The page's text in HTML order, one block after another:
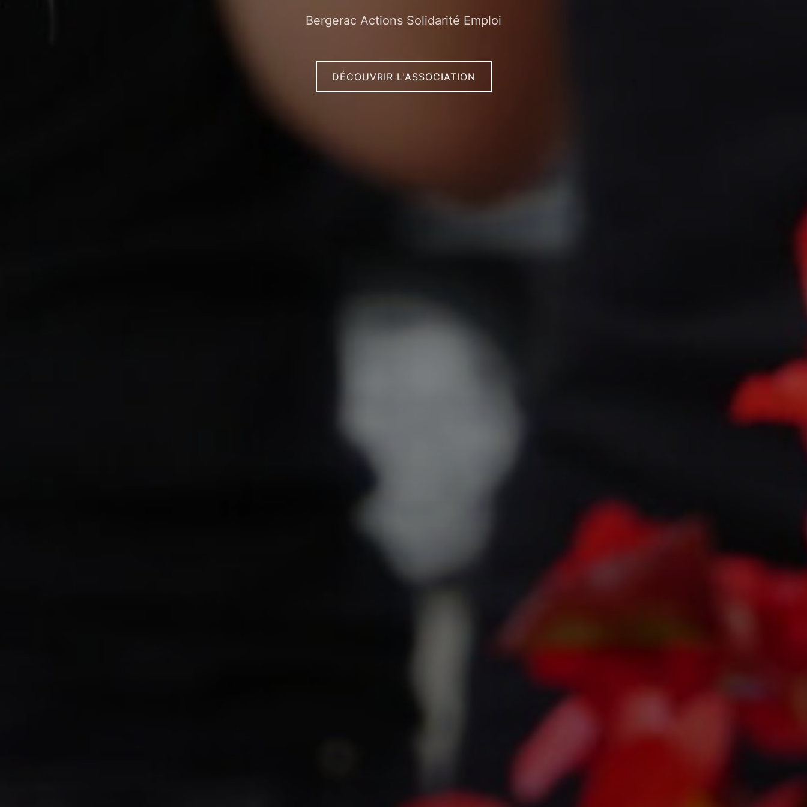
Bergerac Actions Solidarité Emploi
DÉCOUVRIR L'ASSOCIATION